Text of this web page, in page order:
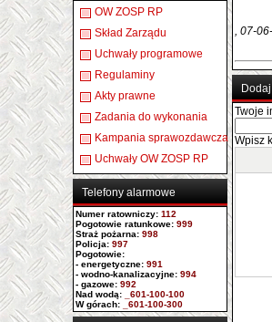
OW ZOSP RP
Skład Zarządu
Uchwały programowe
Regulaminy
Akty prawne
Zadania do wykonania
Kampania sprawozdawcza
Uchwały OW ZOSP RP
Telefony alarmowe
Numer ratowniczy: 112
Pogotowie ratunkowe: 999
Straż pożarna: 998
Policja: 997
Pogotowie:
- energetyczne: 991
- wodno-kanalizacyjne: 994
- gazowe: 992
Nad wodą: _601-100-100
W górach: _601-100-300
, 07-
Twoje
Wpisz